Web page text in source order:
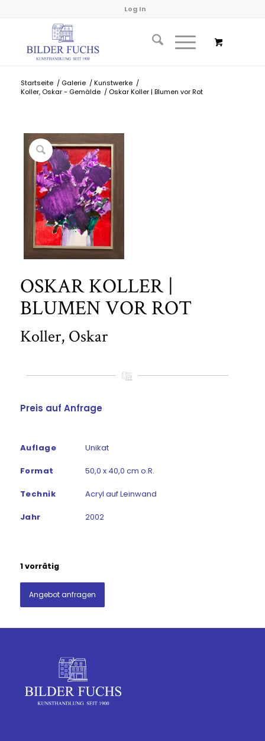
Log In
Startseite / Galerie / Kunstwerke /
Koller, Oskar - Gemälde / Oskar Koller | Blumen vor Rot
OSKAR KOLLER |
BLUMEN VOR ROT
Koller, Oskar
Preis auf Anfrage
Auflage Unikat
Format 50,0 x 40,0 cm o.R.
Technik Acryl auf Leinwand
Jahr 2002
1 vorrätig
Angebot anfragen